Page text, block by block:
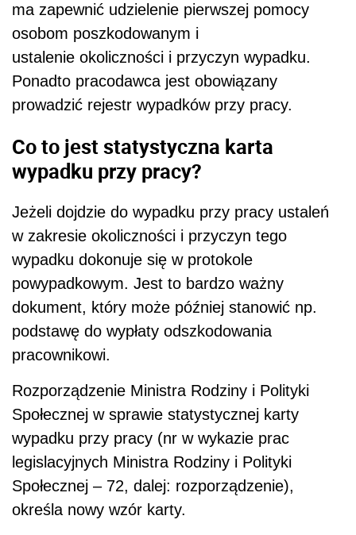
ma zapewnić udzielenie pierwszej pomocy
osobom poszkodowanym i
ustalenie okoliczności i przyczyn wypadku.
Ponadto pracodawca jest obowiązany
prowadzić rejestr wypadków przy pracy.
Co to jest statystyczna karta
wypadku przy pracy?
Jeżeli dojdzie do wypadku przy pracy ustaleń
w zakresie okoliczności i przyczyn tego
wypadku dokonuje się w protokole
powypadkowym. Jest to bardzo ważny
dokument, który może później stanowić np.
podstawę do wypłaty odszkodowania
pracownikowi.
Rozporządzenie Ministra Rodziny i Polityki
Społecznej w sprawie statystycznej karty
wypadku przy pracy (nr w wykazie prac
legislacyjnych Ministra Rodziny i Polityki
Społecznej – 72, dalej: rozporządzenie),
określa nowy wzór karty.